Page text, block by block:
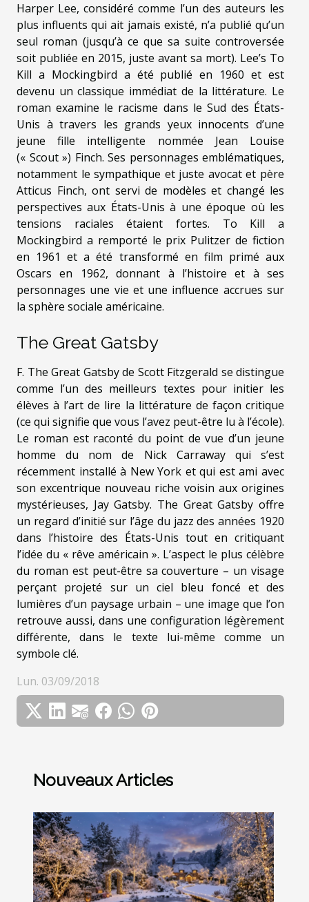
Harper Lee, considéré comme l’un des auteurs les
plus influents qui ait jamais existé, n’a publié qu’un
seul roman (jusqu’à ce que sa suite controversée
soit publiée en 2015, juste avant sa mort). Lee’s To
Kill a Mockingbird a été publié en 1960 et est
devenu un classique immédiat de la littérature. Le
roman examine le racisme dans le Sud des États-
Unis à travers les grands yeux innocents d’une
jeune fille intelligente nommée Jean Louise
(« Scout ») Finch. Ses personnages emblématiques,
notamment le sympathique et juste avocat et père
Atticus Finch, ont servi de modèles et changé les
perspectives aux États-Unis à une époque où les
tensions raciales étaient fortes. To Kill a
Mockingbird a remporté le prix Pulitzer de fiction
en 1961 et a été transformé en film primé aux
Oscars en 1962, donnant à l’histoire et à ses
personnages une vie et une influence accrues sur
la sphère sociale américaine.
The Great Gatsby
F. The Great Gatsby de Scott Fitzgerald se distingue
comme l’un des meilleurs textes pour initier les
élèves à l’art de lire la littérature de façon critique
(ce qui signifie que vous l’avez peut-être lu à l’école).
Le roman est raconté du point de vue d’un jeune
homme du nom de Nick Carraway qui s’est
récemment installé à New York et qui est ami avec
son excentrique nouveau riche voisin aux origines
mystérieuses, Jay Gatsby. The Great Gatsby offre
un regard d’initié sur l’âge du jazz des années 1920
dans l’histoire des États-Unis tout en critiquant
l’idée du « rêve américain ». L’aspect le plus célèbre
du roman est peut-être sa couverture – un visage
perçant projeté sur un ciel bleu foncé et des
lumières d’un paysage urbain – une image que l’on
retrouve aussi, dans une configuration légèrement
différente, dans le texte lui-même comme un
symbole clé.
Lun. 03/09/2018
Nouveaux Articles